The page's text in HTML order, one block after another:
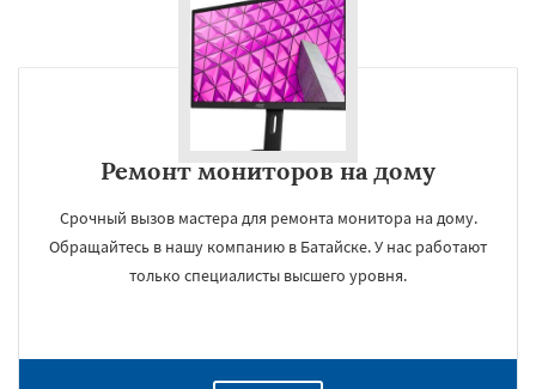
Ремонт мониторов на дому
Срочный вызов мастера для ремонта монитора на дому.
Обращайтесь в нашу компанию в Батайске. У нас работают
только специалисты высшего уровня.